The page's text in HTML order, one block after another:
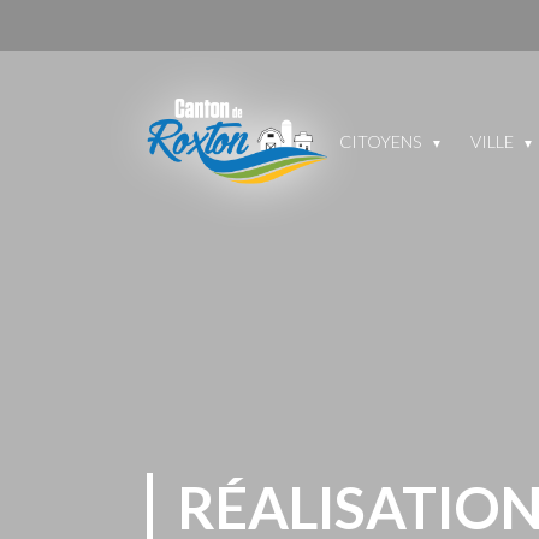
CITOYENS VILLE